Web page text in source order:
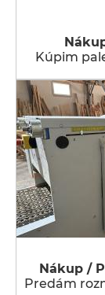
Kúpim
Nákup /
Predám